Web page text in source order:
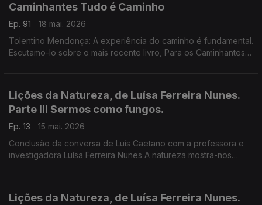
Caminhantes Tudo é Caminho
Ep. 91
18 mai. 2026
Tolentino Mendonça: A experiência do caminho é fundamental.
Escutamo-lo sobre o mais recente livro, Para os Caminhantes
Lições da Natureza, de Luísa Ferreira Nunes.
Parte III Sermos como fungos.
Ep. 13
15 mai. 2026
Conclusão da conversa de Luís Caetano com a professora e
investigadora Luísa Ferreira Nunes A natureza mostra-nos
Lições da Natureza, de Luísa Ferreira Nunes.